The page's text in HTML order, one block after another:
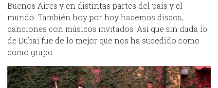
Buenos Aires y en distintas partes del país y el
mundo. También hoy por hoy hacemos discos,
canciones con músicos invitados. Así que sin duda lo
de Dubai fue de lo mejor que nos ha sucedido como
como grupo.